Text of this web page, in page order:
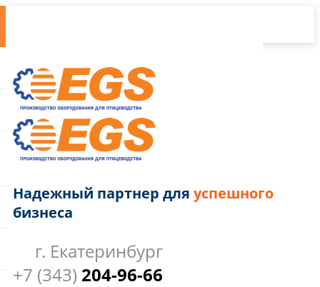
Надежный партнер для успешного
бизнеса
г. Екатеринбург
+7 (343) 204-96-66